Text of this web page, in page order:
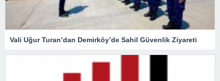
Vali Uğur Turan’dan Demirköy’de Sahil Güvenlik Ziyareti